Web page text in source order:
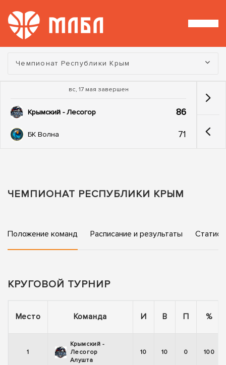
Турнир:
Чемпионат Республики Крым
вс, 17 мая завершен
Крымский - Лесогор 86
БК Волна 71
ЧЕМПИОНАТ РЕСПУБЛИКИ КРЫМ
Положение команд Расписание и результаты
КРУГОВОЙ ТУРНИР
Место Команда И В П %
1
Крымский -
Лесогор
Алушта
10 10 0 100